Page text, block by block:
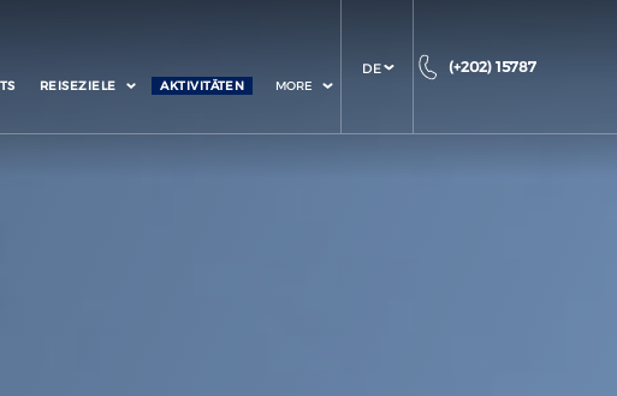
REISEZIELE AKTIVITÄTEN MORE
DE (+202) 15787